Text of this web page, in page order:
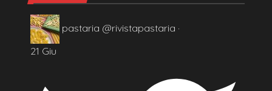
pastaria @rivistapastaria ·
21 Giu